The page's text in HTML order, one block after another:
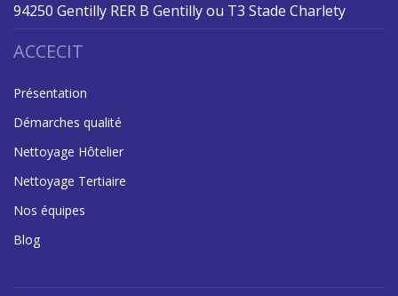
94250 Gentilly RER B Gentilly ou T3 Stade Charlety
ACCECIT
Présentation
Démarches qualité
Nettoyage Hôtelier
Nettoyage Tertiaire
Nos équipes
Blog